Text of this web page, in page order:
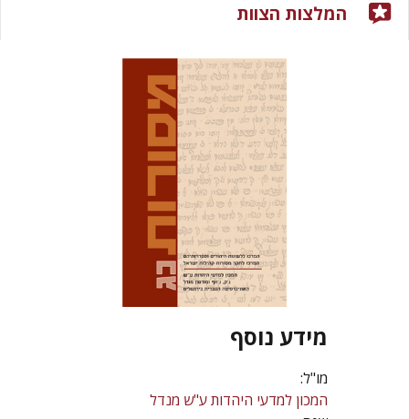
מידע נוסף
מו"ל:
המכון למדעי היהדות ע"ש מנדל
המלצות הצוות